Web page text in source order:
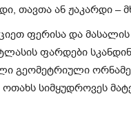
თავთა ან ჟაკარდი –
ფერისა და
ფარდები
გეომეტრიული
სიმყუდროვეს